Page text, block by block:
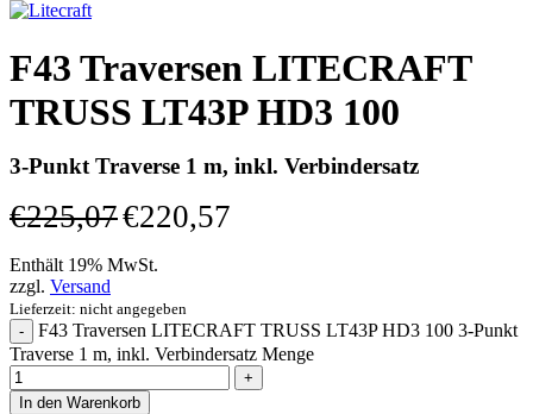
F43 Traversen LITECRAFT
TRUSS LT43P HD3 100
3-Punkt Traverse 1 m, inkl. Verbindersatz
€225,07€220,57
Enthält 19% MwSt.
zzgl. Versand
Lieferzeit: nicht angegeben
F43 Traversen LITECRAFT TRUSS LT43P HD3 100 3-Punkt
Traverse 1 m, inkl. Verbindersatz Menge
In den Warenkorb